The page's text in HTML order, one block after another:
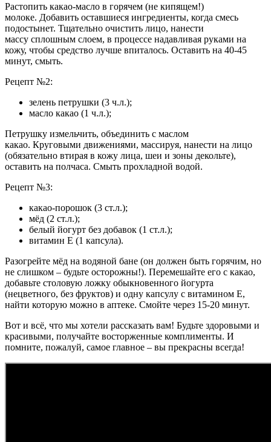
Растопить какао-масло в горячем (не кипящем!)
молоке. Добавить оставшиеся ингредиенты, когда смесь
подостынет. Тщательно очистить лицо, нанести
массу сплошным слоем, в процессе надавливая руками на
кожу, чтобы средство лучше впиталось. Оставить на 40-45
минут, смыть.
Рецепт №2:
зелень петрушки (3 ч.л.);
масло какао (1 ч.л.);
Петрушку измельчить, объединить с маслом
какао. Круговыми движениями, массируя, нанести на лицо
(обязательно втирая в кожу лица, шеи и зоны декольте),
оставить на полчаса. Смыть прохладной водой.
Рецепт №3:
какао-порошок (3 ст.л.);
мёд (2 ст.л.);
белый йогурт без добавок (1 ст.л.);
витамин E (1 капсула).
Разогрейте мёд на водяной бане (он должен быть горячим, но
не слишком – будьте осторожны!). Перемешайте его с какао,
добавьте столовую ложку обыкновенного йогурта
(нецветного, без фруктов) и одну капсулу с витамином Е,
найти которую можно в аптеке. Смойте через 15-20 минут.
Вот и всё, что мы хотели рассказать вам! Будьте здоровыми и
красивыми, получайте восторженные комплименты. И
помните, пожалуй, самое главное – вы прекрасны всегда!